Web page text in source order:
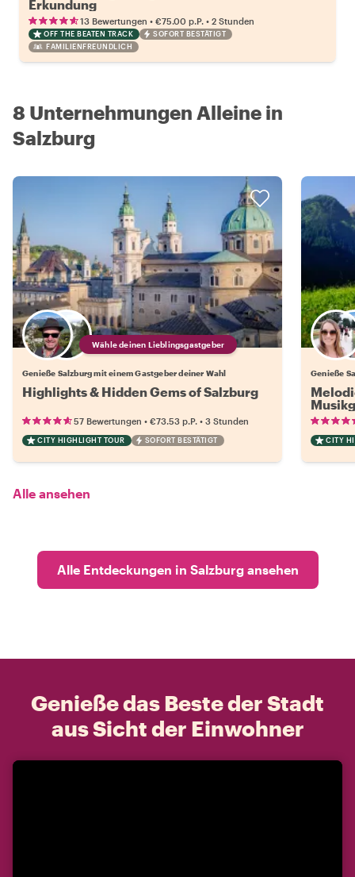
Erkundung
13 Bewertungen • €75.00 p.P. • 2 Stunden
OFF THE BEATEN TRACK
SOFORT BESTÄTIGT
FAMILIENFREUNDLICH
8 Unternehmungen Alleine in
Salzburg
Wähle deinen Lieblingsgastgeber
Genieße Salzburg mit einem Gastgeber deiner Wahl
Highlights & Hidden Gems of Salzburg
57 Bewertungen • €73.53 p.P. • 3 Stunden
CITY HIGHLIGHT TOUR SOFORT BESTÄTIGT
Genieße
CITY
Alle ansehen
Alle Entdeckungen in Salzburg ansehen
Genieße das Beste der Stadt
aus Sicht der Einwohner